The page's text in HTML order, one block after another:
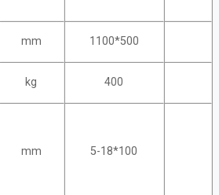
mm 1100*500
kg 400
mm 5-18*100